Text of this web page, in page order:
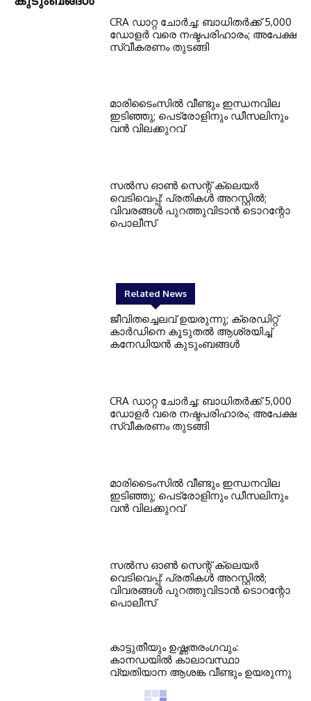
CRA ഡാറ്റ ചോർച്ച: ബാധിതർക്ക് 5,000
ഡോളർ വരെ നഷ്ടപരിഹാരം; അപേക്ഷ
സ്വീകരണം തുടങ്ങി
മാരിടൈംസിൽ വീണ്ടും ഇന്ധനവില
ഇടിഞ്ഞു; പെട്രോളിനും ഡീസലിനും
വൻ വിലക്കുറവ്
സൽസ ഓൺ സെന്റ് ക്ലെയർ
വെടിവെപ്പ്: പ്രതികൾ അറസ്റ്റിൽ;
വിവരങ്ങൾ പുറത്തുവിടാൻ ടൊറന്റോ
പൊലീസ്
Related News
ജീവിതച്ചെലവ് ഉയരുന്നു; ക്രെഡിറ്റ്
കാർഡിനെ കൂടുതൽ ആശ്രയിച്ച്
കനേഡിയൻ കുടുംബങ്ങൾ
CRA ഡാറ്റ ചോർച്ച: ബാധിതർക്ക് 5,000
ഡോളർ വരെ നഷ്ടപരിഹാരം; അപേക്ഷ
സ്വീകരണം തുടങ്ങി
മാരിടൈംസിൽ വീണ്ടും ഇന്ധനവില
ഇടിഞ്ഞു; പെട്രോളിനും ഡീസലിനും
വൻ വിലക്കുറവ്
സൽസ ഓൺ സെന്റ് ക്ലെയർ
വെടിവെപ്പ്: പ്രതികൾ അറസ്റ്റിൽ;
വിവരങ്ങൾ പുറത്തുവിടാൻ ടൊറന്റോ
പൊലീസ്
കാട്ടുതീയും ഉഷ്ണതരംഗവും:
കാനഡയിൽ കാലാവസ്ഥാ
വ്യതിയാന ആശങ്ക വീണ്ടും ഉയരുന്നു